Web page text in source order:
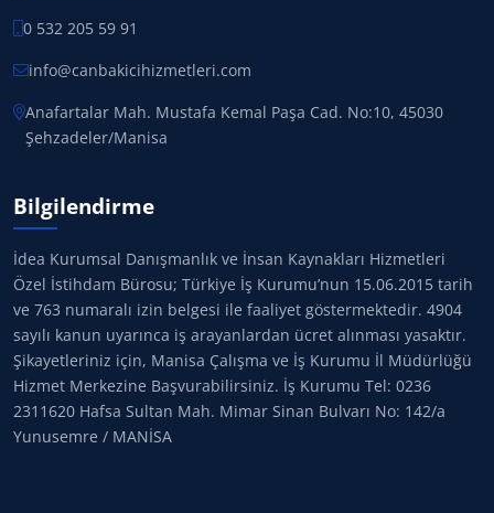
0 532 205 59 91
info@canbakicihizmetleri.com
Anafartalar Mah. Mustafa Kemal Paşa Cad. No:10, 45030
Şehzadeler/Manisa
Bilgilendirme
İdea Kurumsal Danışmanlık ve İnsan Kaynakları Hizmetleri
Özel İstihdam Bürosu; Türkiye İş Kurumu’nun 15.06.2015 tarih
ve 763 numaralı izin belgesi ile faaliyet göstermektedir. 4904
sayılı kanun uyarınca iş arayanlardan ücret alınması yasaktır.
Şikayetleriniz için, Manisa Çalışma ve İş Kurumu İl Müdürlüğü
Hizmet Merkezine Başvurabilirsiniz. İş Kurumu Tel: 0236
2311620 Hafsa Sultan Mah. Mimar Sinan Bulvarı No: 142/a
Yunusemre / MANİSA